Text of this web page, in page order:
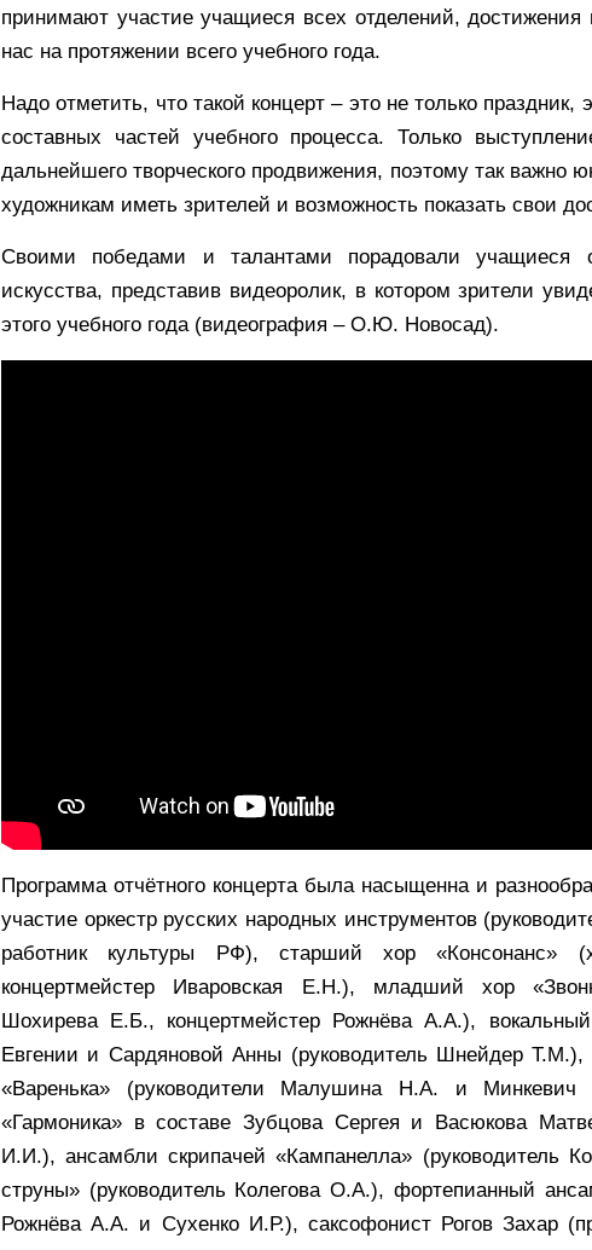
принимают участие учащиеся всех отделений, достижения
нас на протяжении всего учебного года.
Надо отметить, что такой концерт – это не только
составных частей учебного процесса. Только
дальнейшего творческого продвижения, поэтому так важно
художникам иметь зрителей и возможность показать свои
Своими победами и талантами порадовали учащиеся
искусства, представив видеоролик, в котором зрители
этого учебного года (видеография – О.Ю. Новосад).
Программа отчётного концерта была насыщенна и
участие оркестр русских народных инструментов
работник культуры РФ), старший хор «Консонанс»
концертмейстер Иваровская Е.Н.), младший хор
Шохирева Е.Б., концертмейстер Рожнёва А.А.),
Евгении и Сардяновой Анны (руководитель Шнейдер Т.М.),
«Варенька» (руководители Малушина Н.А. и Минкевич
«Гармоника» в составе Зубцова Сергея и Васюкова
И.И.), ансамбли скрипачей «Кампанелла» (руководитель
струны» (руководитель Колегова О.А.), фортепианный
Рожнёва А.А. и Сухенко И.Р.), саксофонист Рогов Захар